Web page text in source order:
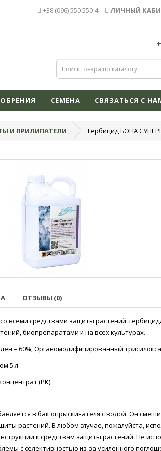
+38 (096) 550-550-4 ЛИЧНЫЙ
СЕМЕНА СВЯЗАТЬСЯ С
И ПРИЛИПАТЕЛИ Гербицид БОНА
ОТЗЫВЫ (0)
всеми средствами защиты растений:
биопрепаратами и на всех культурах.
– 60%; Органомодифицированный
5 л
(РК)
в бак опрыскивателя с водой. Он
растений. В любом случае, пожалуйста,
к средствам защиты растений. Не
с селективностью из-за усиленного